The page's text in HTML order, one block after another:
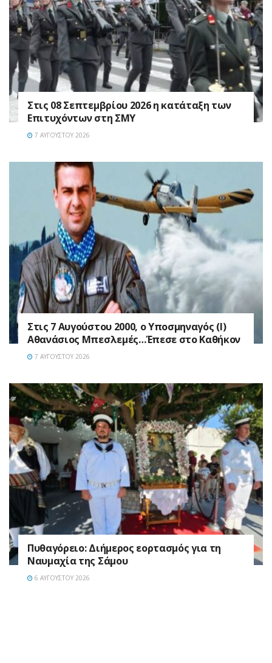
Στις 08 Σεπτεμβρίου 2026 η κατάταξη των
Επιτυχόντων στη ΣΜΥ
7 ΑΥΓΟΎΣΤΟΥ 2026
Στις 7 Αυγούστου 2000, ο Υποσμηναγός (Ι)
Αθανάσιος Μπεσλεμές…Έπεσε στο Καθήκον
7 ΑΥΓΟΎΣΤΟΥ 2026
Πυθαγόρειο: Διήμερος εορτασμός για τη
Ναυμαχία της Σάμου
6 ΑΥΓΟΎΣΤΟΥ 2026